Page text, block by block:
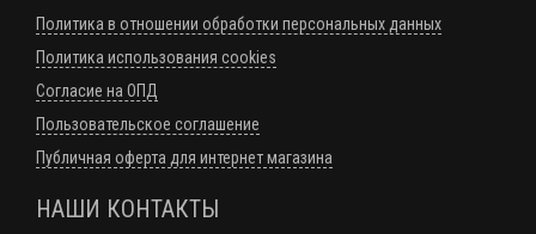
Политика в отношении обработки персональных данных
Политика использования cookies
Согласие на ОПД
Пользовательское соглашение
Публичная оферта для интернет магазина
НАШИ КОНТАКТЫ